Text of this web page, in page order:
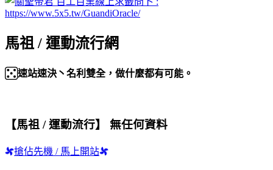
馬祖 / 運動流行網
速站速決丶名利雙全，做什麼都有可能。
【馬祖 / 運動流行】 無任何資料
搶佔先機 / 馬上開站